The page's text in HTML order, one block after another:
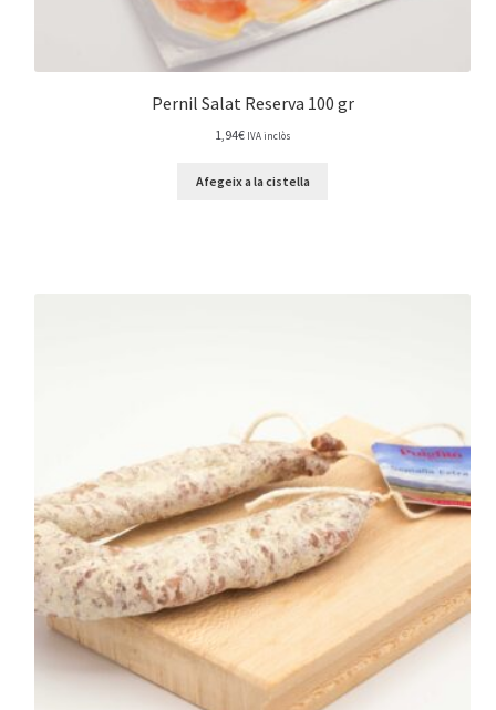
Pernil Salat Reserva 100 gr
1,94€ IVA inclòs
Afegeix a la cistella